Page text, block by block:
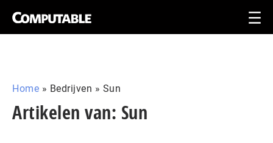
Home » Bedrijven » Sun
Artikelen van: Sun